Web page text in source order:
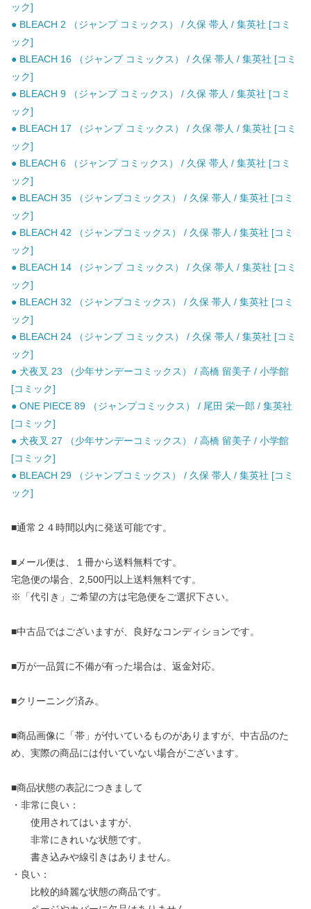
ック]
● BLEACH 2 （ジャンプ コミックス） / 久保 帯人 / 集英社 [コミ
ック]
● BLEACH 16 （ジャンプ コミックス） / 久保 帯人 / 集英社 [コミ
ック]
● BLEACH 9 （ジャンプ コミックス） / 久保 帯人 / 集英社 [コミ
ック]
● BLEACH 17 （ジャンプ コミックス） / 久保 帯人 / 集英社 [コミ
ック]
● BLEACH 6 （ジャンプ コミックス） / 久保 帯人 / 集英社 [コミ
ック]
● BLEACH 35 （ジャンプコミックス） / 久保 帯人 / 集英社 [コミ
ック]
● BLEACH 42 （ジャンプコミックス） / 久保 帯人 / 集英社 [コミ
ック]
● BLEACH 14 （ジャンプ コミックス） / 久保 帯人 / 集英社 [コミ
ック]
● BLEACH 32 （ジャンプコミックス） / 久保 帯人 / 集英社 [コミ
ック]
● BLEACH 24 （ジャンプ コミックス） / 久保 帯人 / 集英社 [コミ
ック]
● 犬夜叉 23 （少年サンデーコミックス） / 高橋 留美子 / 小学館
[コミック]
● ONE PIECE 89 （ジャンプコミックス） / 尾田 栄一郎 / 集英社
[コミック]
● 犬夜叉 27 （少年サンデーコミックス） / 高橋 留美子 / 小学館
[コミック]
● BLEACH 29 （ジャンプコミックス） / 久保 帯人 / 集英社 [コミ
ック]
■通常２４時間以内に発送可能です。
■メール便は、１冊から送料無料です。
宅急便の場合、2,500円以上送料無料です。
※「代引き」ご希望の方は宅急便をご選択下さい。
■中古品ではございますが、良好なコンディションです。
■万が一品質に不備が有った場合は、返金対応。
■クリーニング済み。
■商品画像に「帯」が付いているものがありますが、中古品のた
め、実際の商品には付いていない場合がございます。
■商品状態の表記につきまして
・非常に良い：
使用されてはいますが、
非常にきれいな状態です。
書き込みや線引きはありません。
・良い：
比較的綺麗な状態の商品です。